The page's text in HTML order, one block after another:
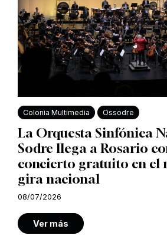
Colonia Multimedia Ossodre
La Orquesta Sinfónica
Sodre llega a Rosario
concierto gratuito en el
gira nacional
08/07/2026
Ver más